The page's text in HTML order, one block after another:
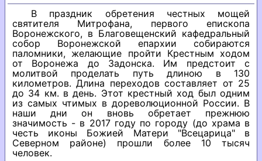
В праздник обретения честных мощей
святителя Митрофана, первого епископа
Воронежского, в Благовещенский кафедральный
собор Воронежской епархии собираются
паломники, желающие пройти Крестным ходом
от Воронежа до Задонска. Им предстоит с
молитвой проделать путь длиною в 130
километров. Длина переходов составляет от 25
до 34 км. в день. Этот крестный ход был одним
из самых чтимых в дореволюционной России. В
наши дни он вновь обретает прежнюю
значимость - в 2017 году по городу (до храма в
честь иконы Божией Матери "Всецарица" в
Северном районе) прошли более 10 тысяч
человек.